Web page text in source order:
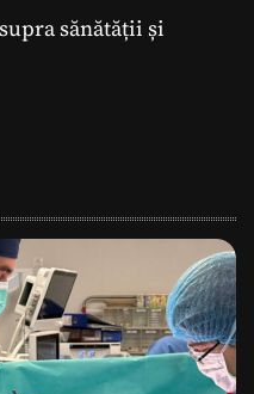
sănătății și